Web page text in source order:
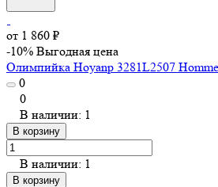
от 1 860 ₽
-10% Выгодная цена
Олимпийка Hoyanp 3281L2507
0
0
В наличии: 1
В корзину
В наличии: 1
В корзину